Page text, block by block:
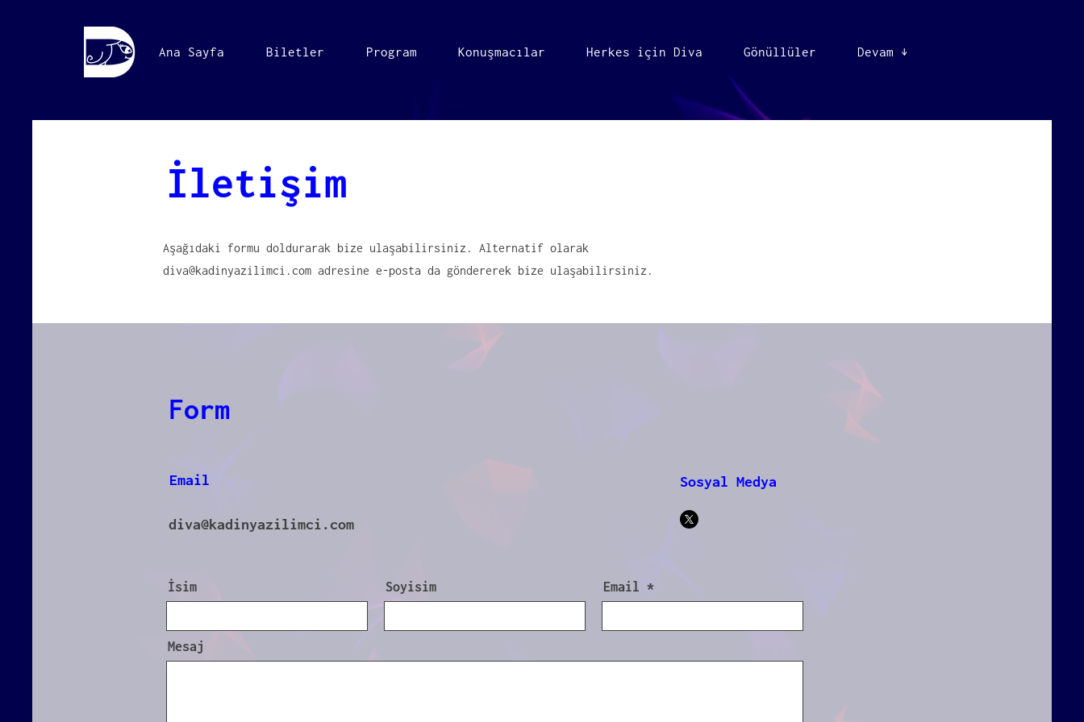
Ana Sayfa Biletler Program Konuşmacılar Herkes için Diva Gönüllüler Devam ↓
İletişim
Aşağıdaki formu doldurarak bize ulaşabilirsiniz. Alternatif olarak
diva@kadinyazilimci.com adresine e-posta da göndererek bize ulaşabilirsiniz.
Form
Email
diva@kadinyazilimci.com
Sosyal Medya
İsim Soyisim Email
Mesaj